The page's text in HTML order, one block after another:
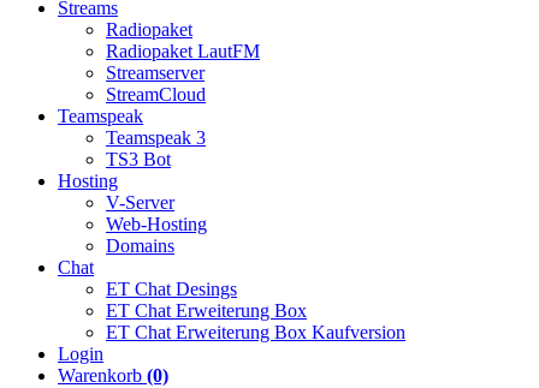
Streams
Radiopaket
Radiopaket LautFM
Streamserver
StreamCloud
Teamspeak
Teamspeak 3
TS3 Bot
Hosting
V-Server
Web-Hosting
Domains
Chat
ET Chat Desings
ET Chat Erweiterung Box
ET Chat Erweiterung Box Kaufversion
Login
Warenkorb (0)